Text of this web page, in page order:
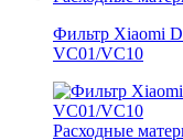
Фильтр Xiaomi
VC01/VC10
Расходные